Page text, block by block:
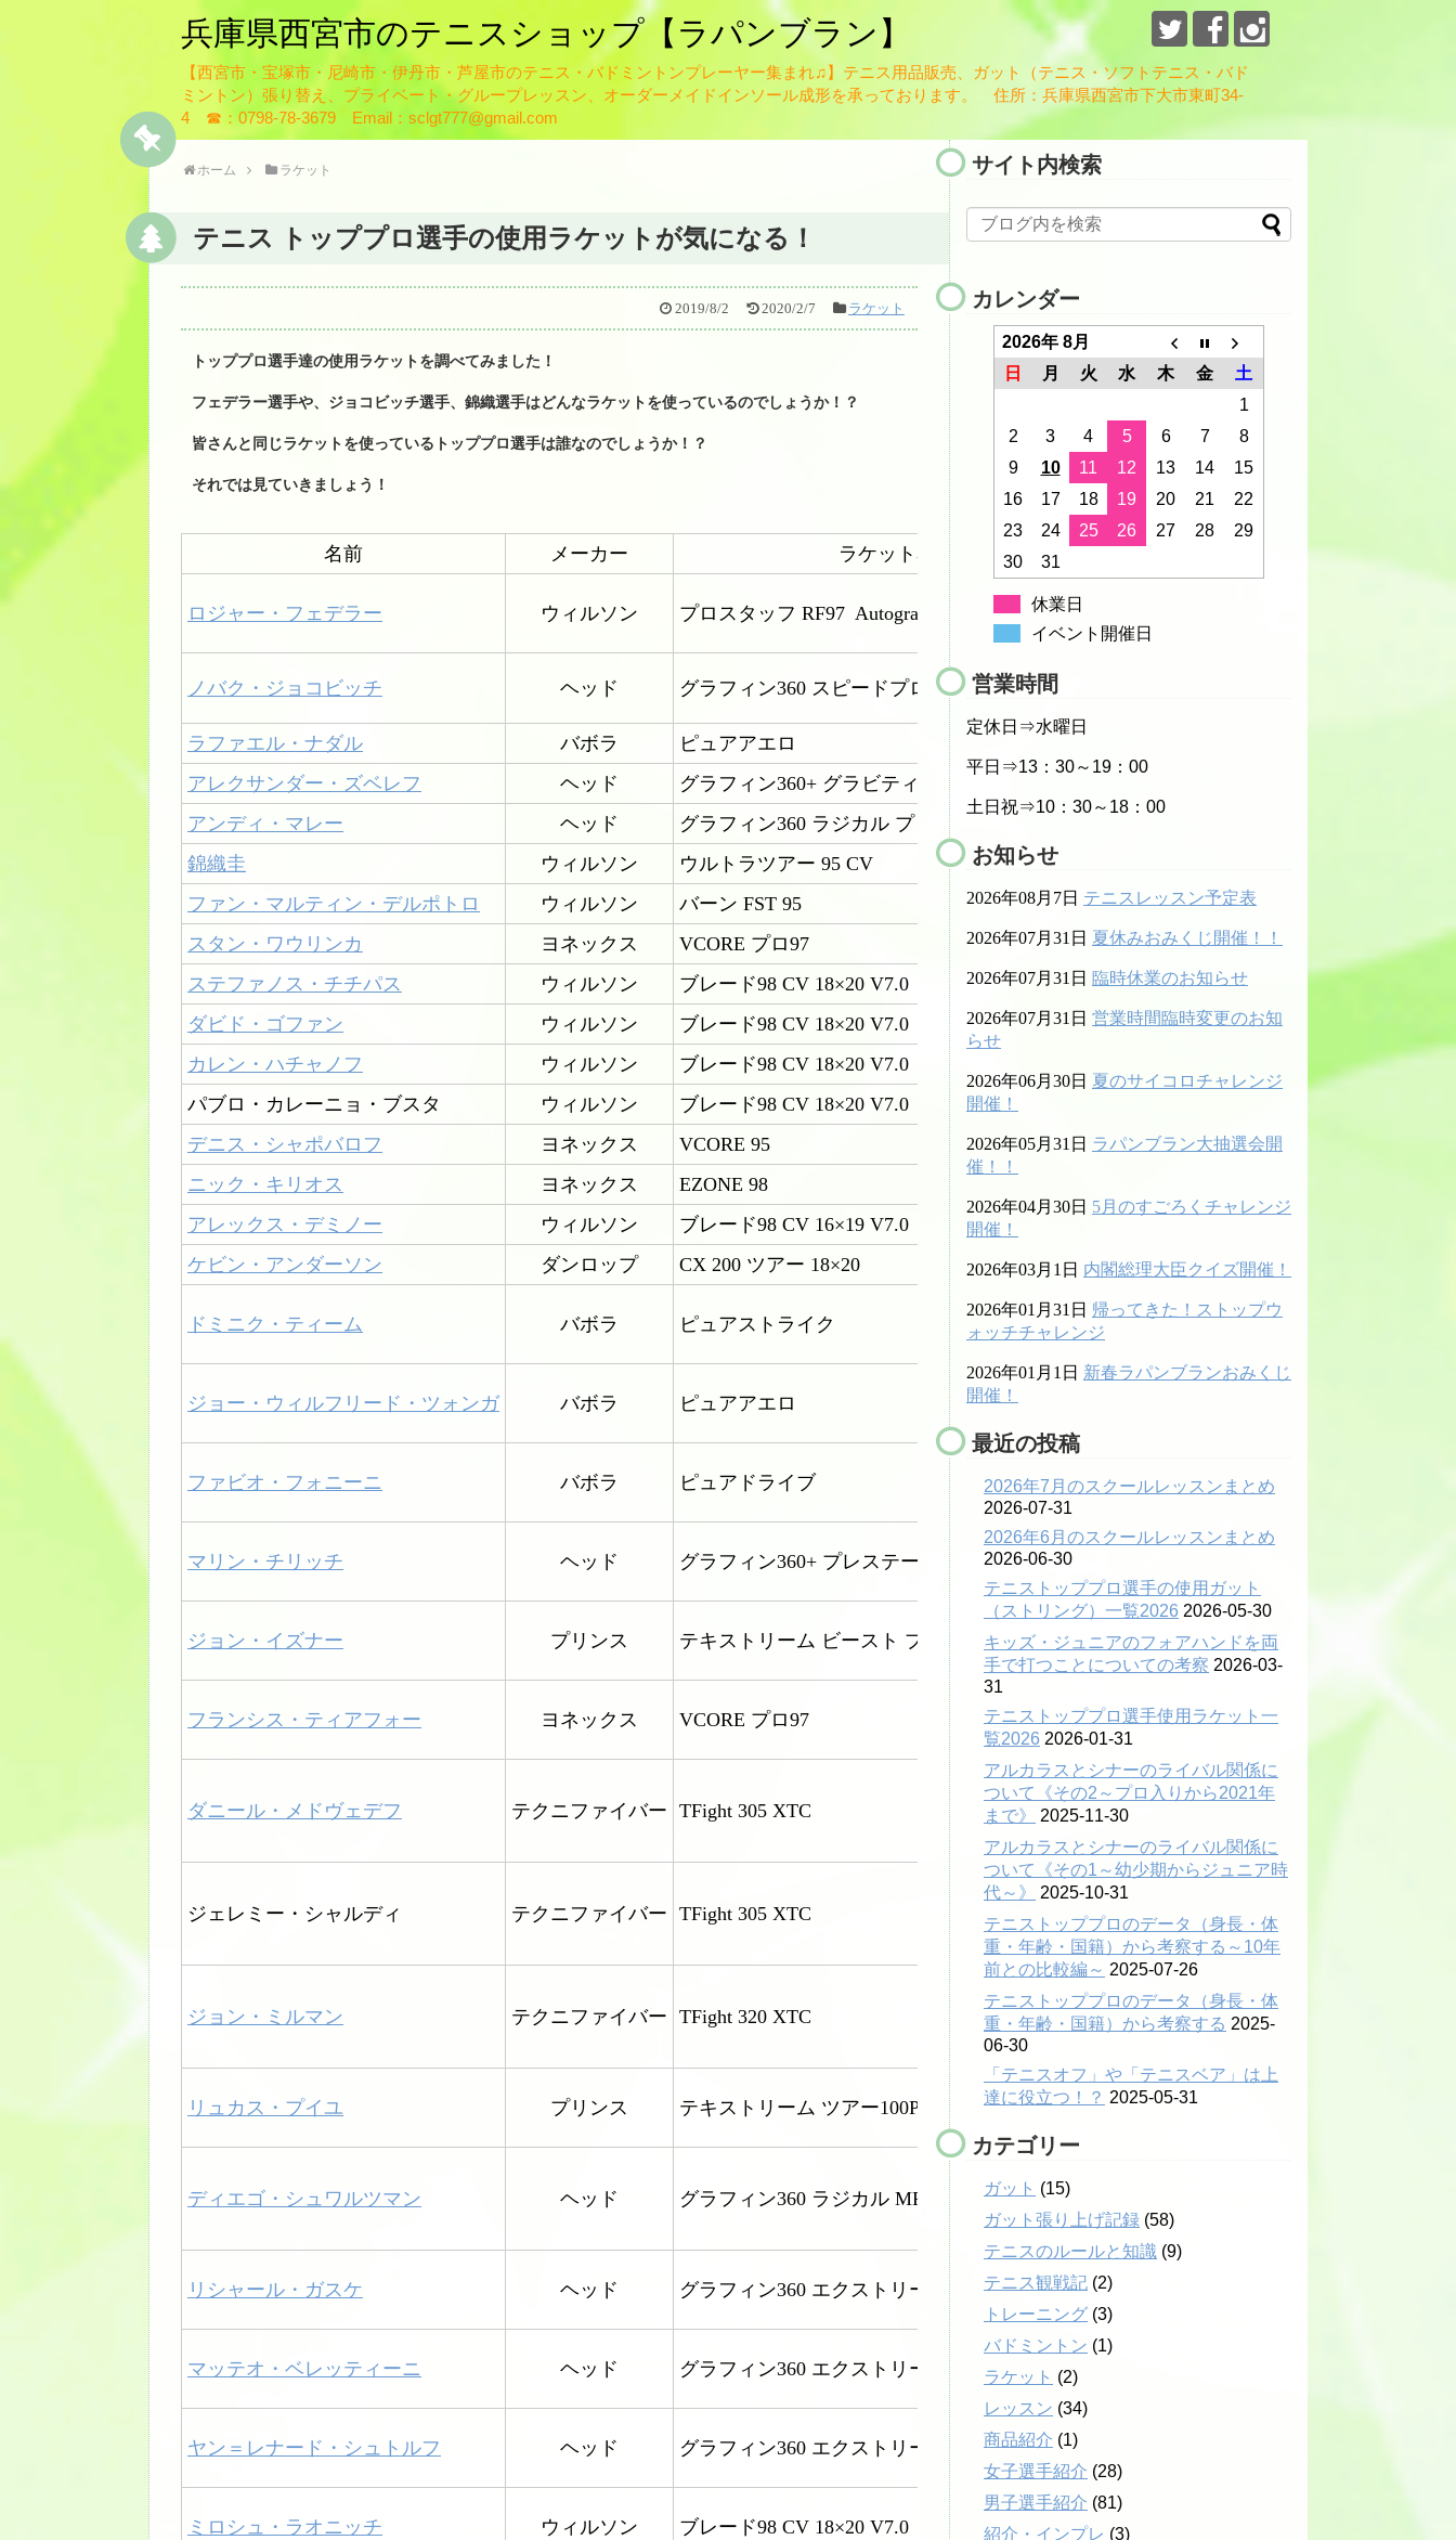
兵庫県西宮市のテニスショップ【ラパンブラン】
【西宮市・宝塚市・尼崎市・伊丹市・芦屋市のテニス・バドミントンプレーヤー集まれ♫】テニス用品販売、ガット（テニス・ソフトテニス・バド
ミントン）張り替え、プライベート・グループレッスン、オーダーメイドインソール成形を承っております。 住所：兵庫県西宮市下大市東町34-
4 ☎：0798-78-3679 Email：sclgt777@gmail.com
ホーム ラケット
テニス トッププロ選手の使用ラケットが気になる！
2019/8/2 2020/2/7 ラケット
トッププロ選手達の使用ラケットを調べてみました！
フェデラー選手や、ジョコビッチ選手、錦織選手はどんなラケットを使っているのでしょうか！？
皆さんと同じラケットを使っているトッププロ選手は誰なのでしょうか！？
それでは見ていきましょう！
名前 メーカー ラケット名
ロジャー・フェデラー ウィルソン プロスタッフ RF97 Autograph
ノバク・ジョコビッチ ヘッド グラフィン360 スピードプロ
ラファエル・ナダル バボラ
ピュアアエロ
アレクサンダー・ズベレフ
ヘッド
グラフィン360+ グラビティ プロ
アンディ・マレー
ヘッド
グラフィン360 ラジカル プロ
錦織圭
ウィルソン
ウルトラツアー 95 CV
ファン・マルティン・デルポトロ
ウィルソン
バーン FST 95
スタン・ワウリンカ
ヨネックス
VCORE プロ97
ステファノス・チチパス
ウィルソン
ブレード98 CV 18×20 V7.0
ダビド・ゴファン
ウィルソン
ブレード98 CV 18×20 V7.0
カレン・ハチャノフ
ウィルソン
ブレード98 CV 18×20 V7.0
パブロ・カレーニョ・ブスタ
ウィルソン
ブレード98 CV 18×20 V7.0
デニス・シャポバロフ
ヨネックス
VCORE 95
ニック・キリオス
ヨネックス
EZONE 98
アレックス・デミノー
ウィルソン
ブレード98 CV 16×19 V7.0
ケビン・アンダーソン
ダンロップ CX 200 ツアー 18×20
ドミニク・ティーム バボラ ピュアストライク
ジョー・ウィルフリード・ツォンガ バボラ ピュアアエロ
ファビオ・フォニーニ バボラ ピュアドライブ
マリン・チリッチ ヘッド グラフィン360+ プレステージ ミッド
ジョン・イズナー プリンス テキストリーム ビースト プロ100 ロングボディ
フランシス・ティアフォー ヨネックス VCORE プロ97
ダニール・メドヴェデフ テクニファイバー TFight 305 XTC
ジェレミー・シャルディ テクニファイバー TFight 305 XTC
ジョン・ミルマン テクニファイバー TFight 320 XTC
リュカス・プイユ プリンス テキストリーム ツアー100P
ディエゴ・シュワルツマン ヘッド グラフィン360 ラジカル MP
リシャール・ガスケ ヘッド グラフィン360 エクストリーム プロ
マッテオ・ベレッティーニ ヘッド グラフィン360 エクストリーム プロ
ヤン＝レナード・シュトルフ ヘッド グラフィン360 エクストリーム プロ
ミロシュ・ラオニッチ ウィルソン ブレード98 CV 18×20 V7.0
サイト内検索
カレンダー
2026年 8月
日
月 火 水 木 金
土
1
2
3 4 5 6 7
8
9
10 11 12 13 14
15
16
17 18 19 20 21
22
23
24 25 26 27 28
29
30
31
休業日
イベント開催日
営業時間
定休日⇒水曜日
平日⇒13：30～19：00
土日祝⇒10：30～18：00
お知らせ
2026年08月7日 テニスレッスン予定表
2026年07月31日 夏休みおみくじ開催！！
2026年07月31日 臨時休業のお知らせ
2026年07月31日 営業時間臨時変更のお知
らせ
2026年06月30日 夏のサイコロチャレンジ
開催！
2026年05月31日 ラパンブラン大抽選会開
催！！
2026年04月30日 5月のすごろくチャレンジ
開催！
2026年03月1日 内閣総理大臣クイズ開催！
2026年01月31日 帰ってきた！ストップウ
ォッチチャレンジ
2026年01月1日 新春ラパンブランおみくじ
開催！
最近の投稿
2026年7月のスクールレッスンまとめ
2026-07-31
2026年6月のスクールレッスンまとめ
2026-06-30
テニストッププロ選手の使用ガット
（ストリング）一覧2026 2026-05-30
キッズ・ジュニアのフォアハンドを両
手で打つことについての考察 2026-03-
31
テニストッププロ選手使用ラケット一
覧2026 2026-01-31
アルカラスとシナーのライバル関係に
ついて《その2～プロ入りから2021年
まで》
2025-11-30
アルカラスとシナーのライバル関係に
ついて《その1～幼少期からジュニア時
代～》
2025-10-31
テニストッププロのデータ（身長・体
重・年齢・国籍）から考察する～10年
前との比較編～ 2025-07-26
テニストッププロのデータ（身長・体
重・年齢・国籍）から考察する 2025-
06-30
「テニスオフ」や「テニスベア」は上
達に役立つ！？ 2025-05-31
カテゴリー
ガット (15)
ガット張り上げ記録 (58)
テニスのルールと知識 (9)
テニス観戦記 (2)
トレーニング (3)
バドミントン (1)
ラケット (2)
レッスン (34)
商品紹介 (1)
女子選手紹介 (28)
男子選手紹介 (81)
紹介・インプレ (3)
HOME
ブログ
佐藤英治
瀬藤祐司
テニスレッスンについて
レッスン規定
店舗販売商品
硬式テニスラケット
ソフトテニスラケット
硬式ナチュラルガット
硬式ナイロンガット
硬式ポリガット
ソフトテニスガット
バドミントンガット
シューズ
シダス・インソール
グリップテープ
振動止め
ボール関係
バドミントンシャトル
工賃色々
アクセス・お問い合わせ
駐車場への行き方
駐車場への行き方（宝塚方面から来られる場合）
駐車場への行き方（西宮北口・伊丹・尼崎方面か